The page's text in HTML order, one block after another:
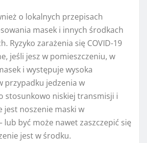
o lokalnych przepisach
masek i innych środkach
Ryzyko zarażenia się COVID-19
jeśli jesz w pomieszczeniu, w
i występuje wysoka
przypadku jedzenia w
stosunkowo niskiej transmisji i
jest noszenie maski w
lub być może nawet zaszczepić się
jest w środku.